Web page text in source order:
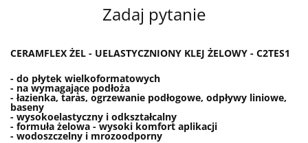
Zadaj pytanie
CERAMFLEX ŻEL - UELASTYCZNIONY KLEJ ŻELOWY - C2TES1
- do płytek wielkoformatowych
- na wymagające podłoża
- łazienka, taras, ogrzewanie podłogowe, odpływy liniowe,
baseny
- wysokoelastyczny i odkształcalny
- formuła żelowa - wysoki komfort aplikacji
- wodoszczelny i mrozoodporny